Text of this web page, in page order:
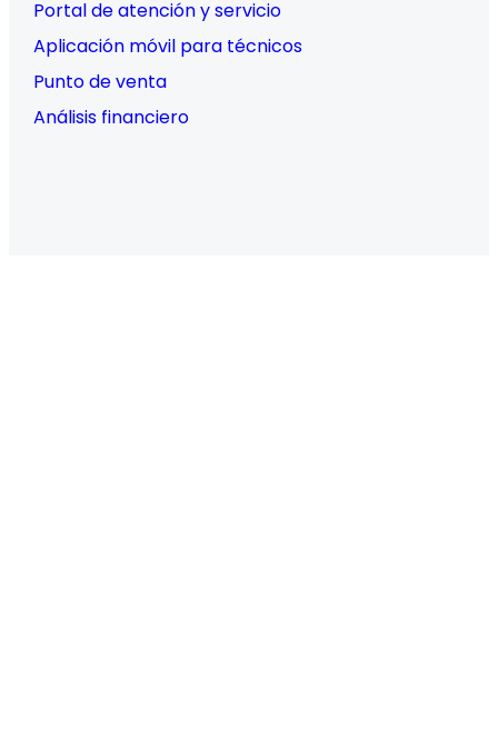
Portal de atención y servicio
Aplicación móvil para técnicos
Punto de venta
Análisis financiero